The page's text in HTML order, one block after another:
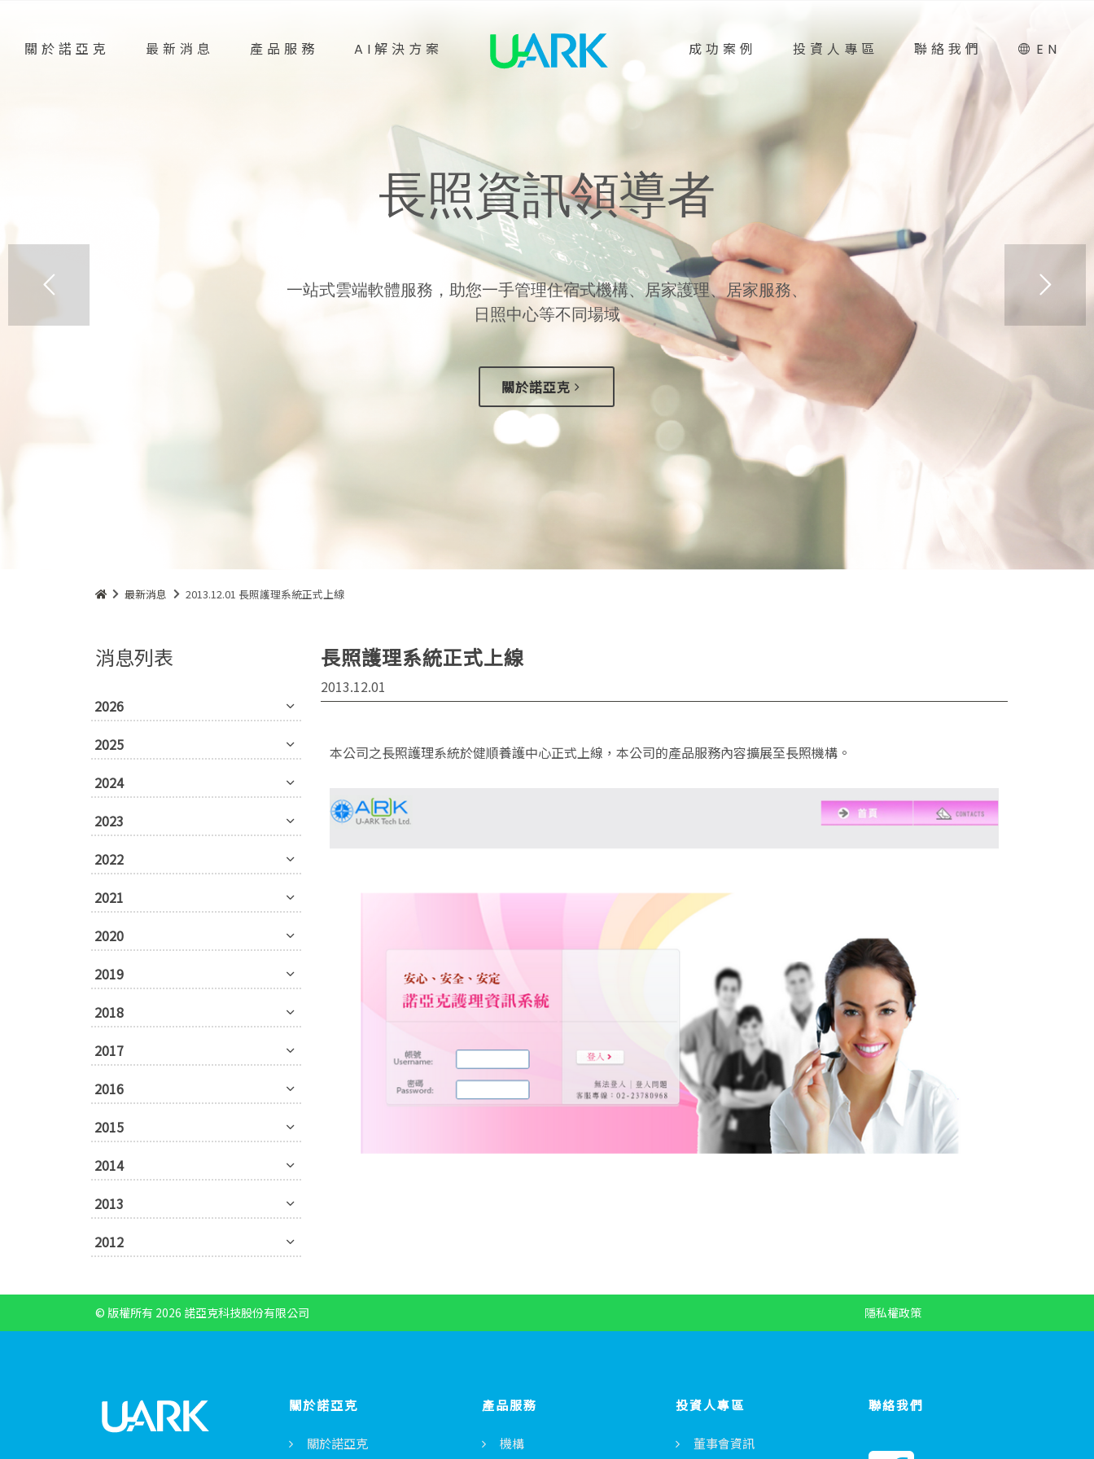
關於諾亞克 最新消息 產品服務 AI解決方案 成功案例 投資人專區 聯絡我們 EN
長照資訊領導者
一站式雲端軟體服務，助您一手管理住宿式機構、居家護理、居家服務、
日照中心等不同場域
關於諾亞克
最新消息 2013.12.01 長照護理系統正式上線
長照護理系統正式上線
2013.12.01
本公司之長照護理系統於健順養護中心正式上線，本公司的產品服務內容擴展至長照機構。
消息列表
2026
2025
2024
2023
2022
2021
2020
2019
2018
2017
2016
2015
2014
2013
2012
© 版權所有 2026 諾亞克科技股份有限公司 隱私權政策
關於諾亞克
關於諾亞克
產品服務
機構
投資人專區
董事會資訊
聯絡我們